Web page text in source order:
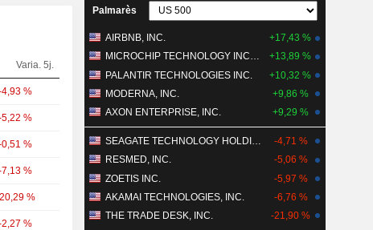
Varia. 5j.
4,93 %
5,22 %
0,51 %
7,13 %
%
2,27 %
Palmarès
AIRBNB, INC.
+17,43 %
MICROCHIP TECHNOLOGY INCORPORATED
+13,89 %
PALANTIR TECHNOLOGIES INC.
+10,32 %
MODERNA, INC.
+9,86 %
AXON ENTERPRISE, INC.
+9,29 %
SEAGATE TECHNOLOGY HOLDINGS PLC
-4,71 %
RESMED, INC.
-5,06 %
ZOETIS INC.
-5,97 %
AKAMAI TECHNOLOGIES, INC.
-6,76 %
THE TRADE DESK, INC.
-21,90 %